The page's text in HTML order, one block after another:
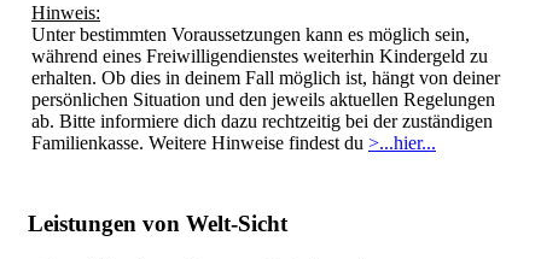
Hinweis:
Unter bestimmten Voraussetzungen kann es möglich sein,
während eines Freiwilligendienstes weiterhin Kindergeld zu
erhalten. Ob dies in deinem Fall möglich ist, hängt von deiner
persönlichen Situation und den jeweils aktuellen Regelungen
ab. Bitte informiere dich dazu rechtzeitig bei der zuständigen
Familienkasse. Weitere Hinweise findest du >...hier...
Leistungen von Welt-Sicht